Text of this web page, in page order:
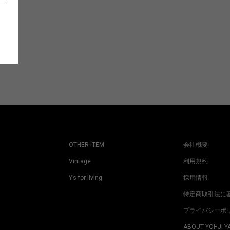
OTHER ITEM
Vintage
Y’s for living
会社概要
利用規約
採用情報
特定商取引法に
プライバシーポ
ABOUT YOHJI